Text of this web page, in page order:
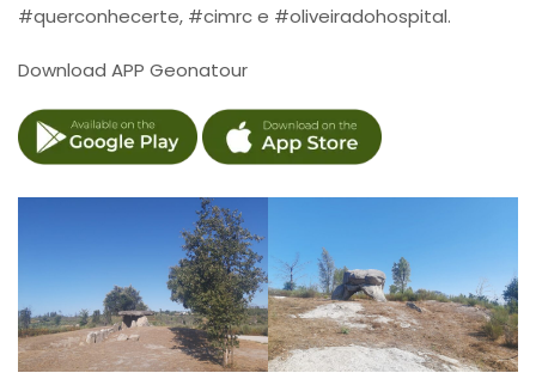
#querconhecerte, #cimrc e #oliveiradohospital.
Download APP Geonatour